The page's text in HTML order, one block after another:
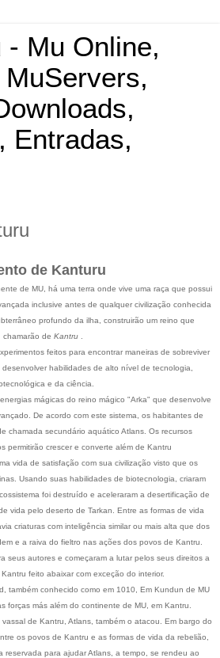
- Mu Online,
Entradas,
de Kanturu
de MU, há uma terra onde vive uma raça que possui
inclusive antes de qualquer civilização conhecida
profundo da ilha, construirão um reino que
chamarão de Kantru
feitos para encontrar maneiras de sobreviver
habilidades de alto nível de tecnologia,
e da ciência.
mágicas do reino mágico "Arka" que desenvolve
De acordo com este sistema, os habitantes de
chamada secundário aquático Atlans. Os recursos
permitirão crescer e converte além de Kantru
vida de satisfação com sua civilização visto que os
Usando suas habilidades de biotecnologia, criaram
foi destruído e aceleraram a desertificação de
vida pelo deserto de Tarkan. Entre as formas de vida
criaturas com inteligência similar ou mais alta que dos
e a raiva do fieltro nas ações dos povos de Kantru.
seus autores e começaram a lutar pelos seus direitos a
feito abaixar com exceção do interior.
também conhecido como em 1010, Em Kundun de MU
forças más além do continente de MU, em Kantru.
de Kantru, Atlans, também o atacou. Em bargo do
os povos de Kantru e as formas de vida da rebelião,
reservada para ajudar Atlans, a tempo, se rendeu ao